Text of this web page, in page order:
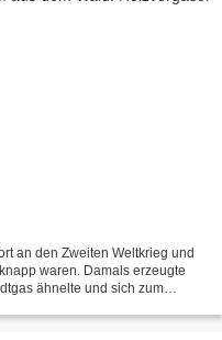
an den Zweiten Weltkrieg und
waren. Damals erzeugte
ähnelte und sich zum